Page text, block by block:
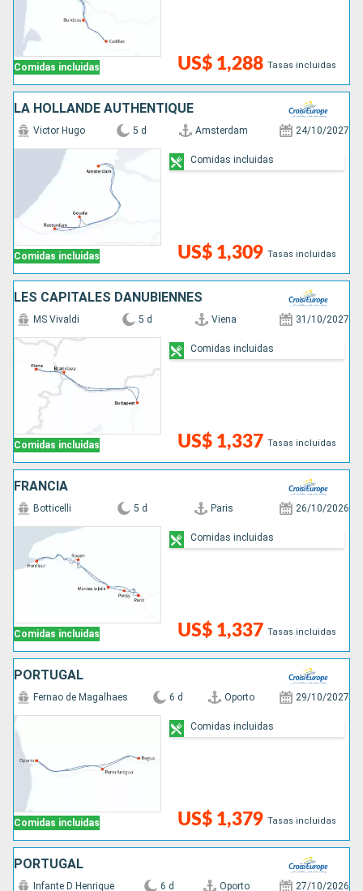
Comidas incluidas US$ 1,288 Tasas incluidas
LA HOLLANDE AUTHENTIQUE
Comidas incluidas
Victor Hugo 5 d Amsterdam 24/10/2027
US$ 1,309 Tasas incluidas
Comidas incluidas
LES CAPITALES DANUBIENNES
Comidas incluidas
MS Vivaldi 5 d Viena 31/10/2027
US$ 1,337 Tasas incluidas
Comidas incluidas
FRANCIA
Comidas incluidas
Botticelli 5 d Paris 26/10/2026
US$ 1,337 Tasas incluidas
Comidas incluidas
PORTUGAL
Comidas incluidas
Fernao de Magalhaes 6 d Oporto 29/10/2027
US$ 1,379 Tasas incluidas
Comidas incluidas
PORTUGAL
Infante D Henrique 6 d Oporto 27/10/2026